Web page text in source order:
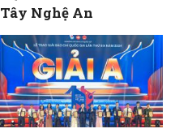
Tây Nghệ An